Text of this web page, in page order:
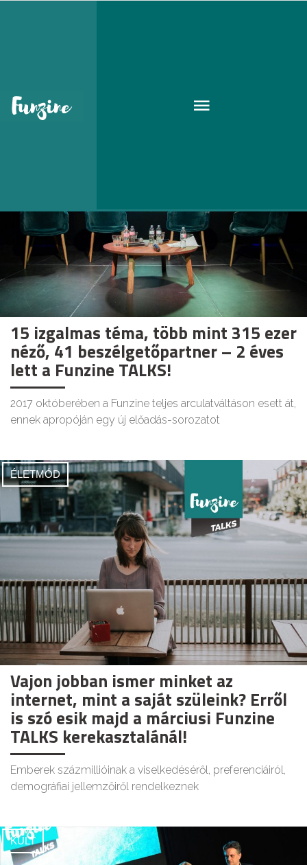
15 izgalmas téma, több mint 315 ezer
néző, 41 beszélgetőpartner – 2 éves
lett a Funzine TALKS!
2017 októberében a Funzine teljes arculatváltáson esett át,
ennek apropóján egy új előadás-sorozatot
ÉLETMÓD
Vajon jobban ismer minket az
internet, mint a saját szüleink? Erről
is szó esik majd a márciusi Funzine
TALKS kerekasztalánál!
Emberek százmillióinak a viselkedéséről, preferenciáiról,
demográfiai jellemzőiről rendelkeznek
KULT